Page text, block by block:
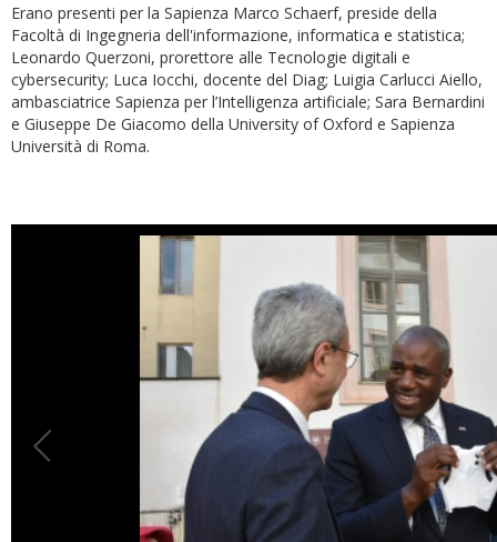
Erano presenti per la Sapienza Marco Schaerf, preside della
Facoltà di Ingegneria dell'informazione, informatica e statistica;
Leonardo Querzoni, prorettore alle Tecnologie digitali e
cybersecurity; Luca Iocchi, docente del Diag; Luigia Carlucci Aiello,
ambasciatrice Sapienza per l’Intelligenza artificiale; Sara Bernardini
e Giuseppe De Giacomo della University of Oxford e Sapienza
Università di Roma.